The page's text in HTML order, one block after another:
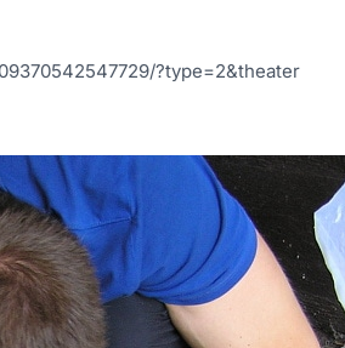
?type=2&theater